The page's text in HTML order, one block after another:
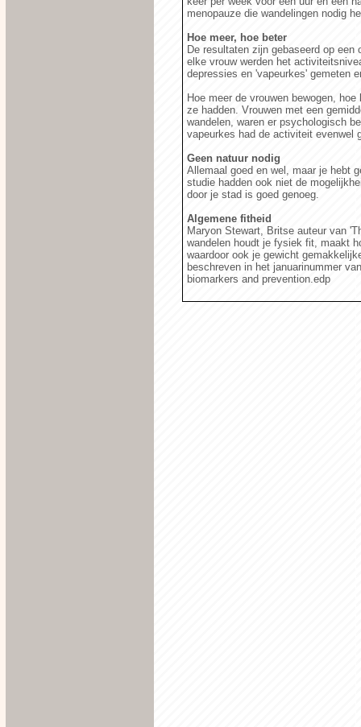
menopauze die wandelingen nodig
Hoe meer, hoe beter
De resultaten zijn gebaseerd op een
elke vrouw werden het
depressies en 'vapeurkes' gemeten
Hoe meer de vrouwen bewogen,
ze hadden. Vrouwen met een
wandelen, waren er psychologisch
vapeurkes had de activiteit evenwel
Geen natuur nodig
Allemaal goed en wel, maar je hebt
studie hadden ook niet de
door je stad is goed genoeg.
Algemene fitheid
Maryon Stewart, Britse auteur van
wandelen houdt je fysiek fit, maakt
waardoor ook je gewicht
beschreven in het januarinummer
biomarkers and prevention.edp